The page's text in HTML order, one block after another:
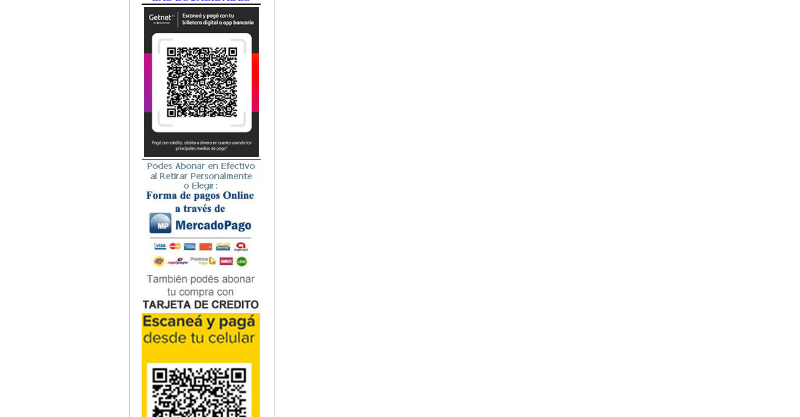
Histología
Homeopatía
Infectología
Inmunología
Instrumentación Quirurgica
Medicina del Deporte / Rehabilitación
Medicina Emergencias / Urgencias
Medicina Forense / Legal
Medicina General
Medicina Interna
Microbiología
Nefrología
Neonatología / Pediatría
Neumología
Neuroanatomía / Neurociencia
Neurocirugía
Neurología
Nutrición
Odontología
Oftalmología
Oncología / Cuidados Paliativos
Ortopedía / Traumatología
Osteopatía
Otorrinolaringología
Podología
Psicología
Psiquiatría
Química